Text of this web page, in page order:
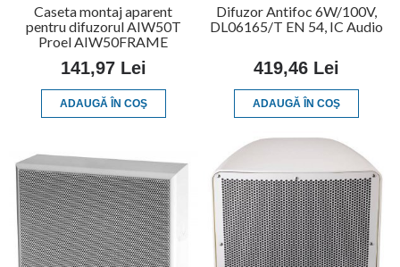
Caseta montaj aparent
pentru difuzorul AIW50T
Proel AIW50FRAME
141,97 Lei
ADAUGĂ ÎN COŞ
Difuzor Antifoc 6W/100V,
DL06165/T EN 54, IC Audio
419,46 Lei
ADAUGĂ ÎN COŞ